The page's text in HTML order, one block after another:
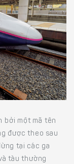
bởi một mã tên
được theo sau
tại các ga
tàu thường